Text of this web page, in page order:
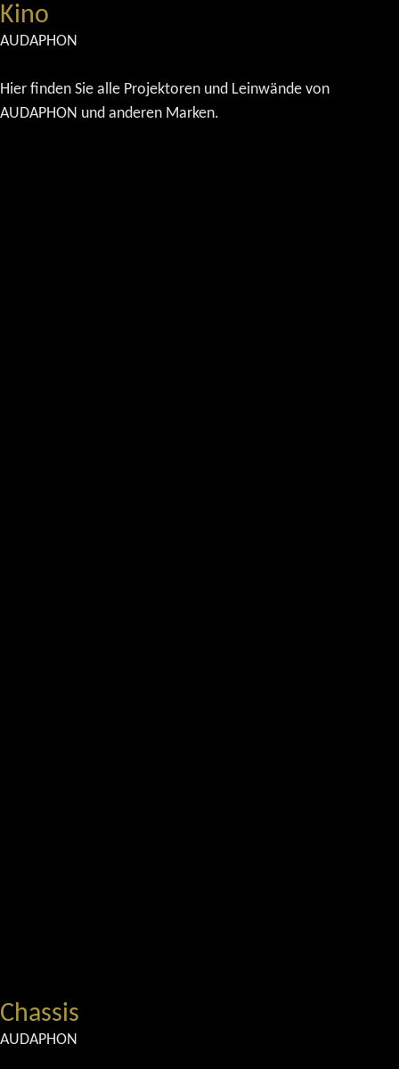
Kino
AUDAPHON
Hier finden Sie alle Projektoren und Leinwände von
AUDAPHON und anderen Marken.
Chassis
AUDAPHON